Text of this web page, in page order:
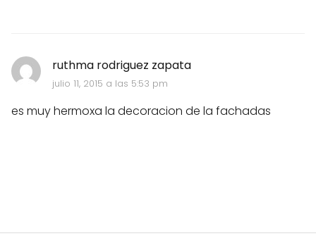
ruthma rodriguez zapata
julio 11, 2015 a las 5:53 pm
es muy hermoxa la decoracion de la fachadas